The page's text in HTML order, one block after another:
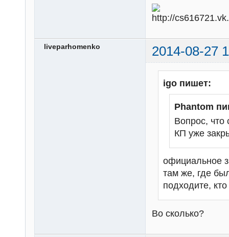
liveparhomenko 2014-08-27
igo пишет:
Phantom
Вопрос,
КП уже
официальное
там же, где
подходите,
Во сколько?